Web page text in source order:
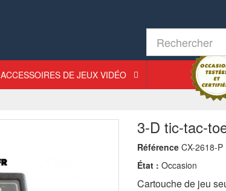
ACCESSOIRES DE JEUX VIDÉO
3-D tic-tac-
Référence CX-2618-P
État : Occasion
Cartouche de jeu